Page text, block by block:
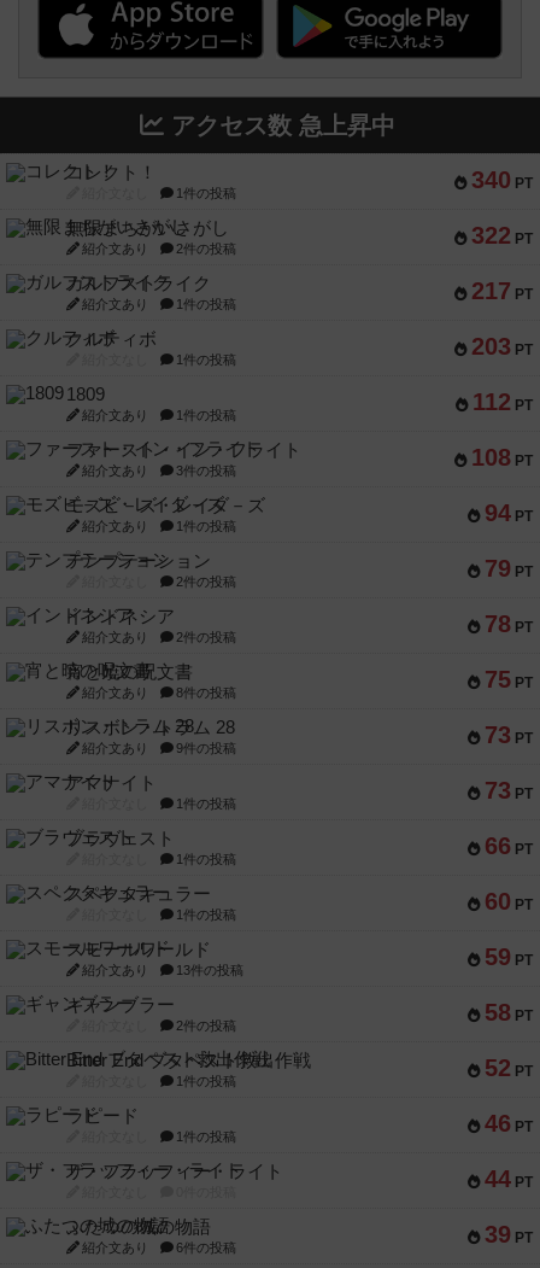
アクセス数 急上昇中
340 PT
コレクト！
1件の投稿
322 PT
無限まちがいさがし
紹介文あり 2件の投稿
217 PT
ガルフストライク
紹介文あり 1件の投稿
203 PT
クルティボ
1件の投稿
112 PT
1809
紹介文あり 1件の投稿
108 PT
ファースト・イン・フライト
紹介文あり 3件の投稿
94 PT
モズビ－ズ・レイダ－ズ
紹介文あり 1件の投稿
79 PT
テンプテーション
2件の投稿
78 PT
インドネシア
紹介文あり 2件の投稿
75 PT
宵と暁の呪文書
紹介文あり 8件の投稿
73 PT
リスボン・トラム 28
紹介文あり 9件の投稿
73 PT
アマナイト
1件の投稿
66 PT
ブラヴェスト
1件の投稿
60 PT
スペクタキュラー
1件の投稿
59 PT
スモールワールド
紹介文あり 13件の投稿
58 PT
ギャンブラー
2件の投稿
52 PT
Bitter End ブタペスト救出作戦
1件の投稿
46 PT
ラピード
1件の投稿
44 PT
ザ・フラッフィー・ライト
39 PT
ふたつの城の物語
紹介文あり 6件の投稿